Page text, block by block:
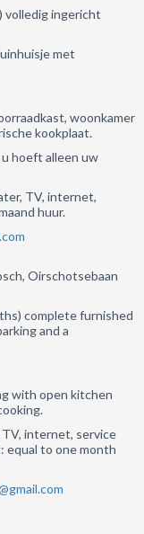
volledig ingericht
met
woonkamer
kookplaat.
hoeft alleen uw
TV, internet,
huur.
Oirschotsebaan
complete furnished
and a
with open kitchen
internet, service
equal to one month